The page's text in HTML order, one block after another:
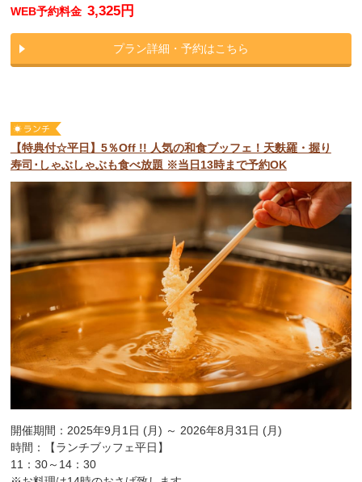
WEB予約料金 3,325円
プラン詳細・予約はこちら
【特典付☆平日】5％Off !! 人気の和食ブッフェ！天麩羅・握り
寿司･しゃぶしゃぶも食べ放題 ※当日13時まで予約OK
開催期間：2025年9月1日 (月) ～ 2026年8月31日 (月)
時間：【ランチブッフェ平日】
11：30～14：30